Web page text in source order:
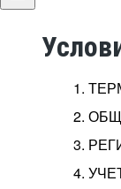
1.
2.
3.
4.